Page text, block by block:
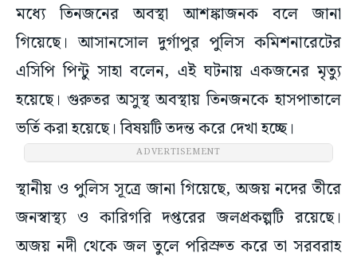
মধ্যে তিনজনের অবস্থা আশঙ্কাজনক বলে জানা
গিয়েছে। আসানসোল দুর্গাপুর পুলিস কমিশনারেটের
এসিপি পিন্টু সাহা বলেন, এই ঘটনায় একজনের মৃত্যু
হয়েছে। গুরুতর অসুস্থ অবস্থায় তিনজনকে হাসপাতালে
ভর্তি করা হয়েছে। বিষয়টি তদন্ত করে দেখা হচ্ছে।
ADVERTISEMENT
স্থানীয় ও পুলিস সূত্রে জানা গিয়েছে, অজয় নদের তীরে
জনস্বাস্থ্য ও কারিগরি দপ্তরের জলপ্রকল্পটি রয়েছে।
অজয় নদী থেকে জল তুলে পরিস্রুত করে তা সরবরাহ